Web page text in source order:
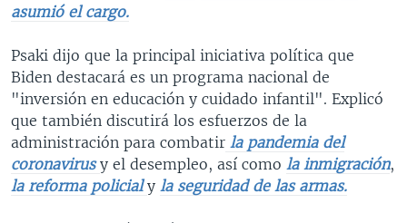
asumió el cargo.
Psaki dijo que la principal iniciativa política que
Biden destacará es un programa nacional de
"inversión en educación y cuidado infantil". Explicó
que también discutirá los esfuerzos de la
administración para combatir la pandemia del
coronavirusy el desempleo, así como la inmigración,
la reforma policialy la seguridad de las armas.